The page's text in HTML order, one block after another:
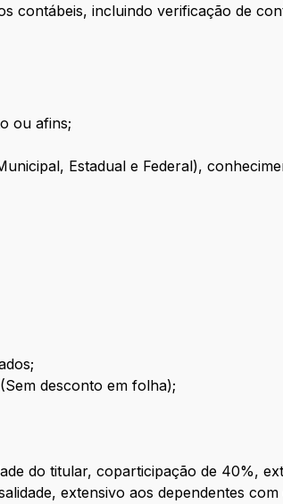
contábeis, incluindo verificação de
ou afins;
Estadual e Federal),
desconto em folha);
do titular, coparticipação de 40%,
extensivo aos dependentes